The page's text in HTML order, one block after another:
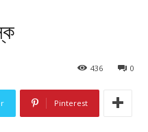
0
436
Pinterest